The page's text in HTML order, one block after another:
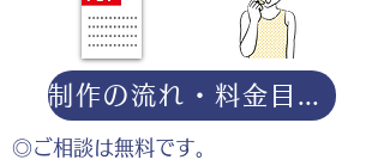
◎ご相談は無料です。